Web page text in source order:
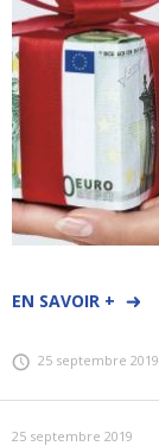
EN SAVOIR +
25 septembre 2019
25 septembre 2019